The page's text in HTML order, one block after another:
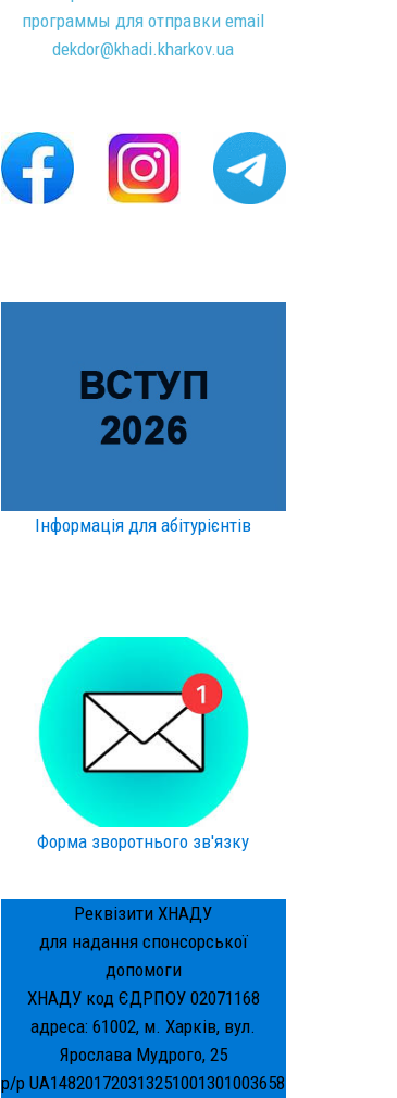
dekdor@khadi.kharkov.ua
Інформація для абітурієнтів
Форма зворотнього зв'язку
Реквізити ХНАДУ
для надання спонсорської
допомоги
ХНАДУ код ЄДРПОУ 02071168
адреса: 61002, м. Харків, вул.
Ярослава Мудрого, 25
р/р UA148201720313251001301003658